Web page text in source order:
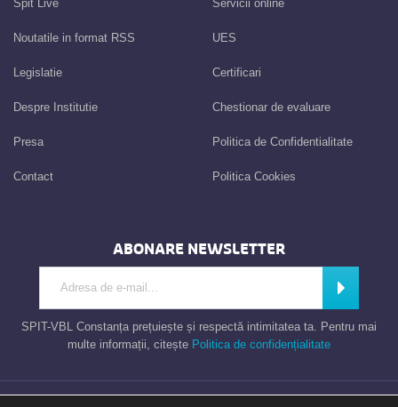
Spit Live
Noutatile in format RSS
Legislatie
Despre Institutie
Presa
Contact
Servicii online
UES
Certificari
Chestionar de evaluare
Politica de Confidentialitate
Politica Cookies
ABONARE NEWSLETTER
SPIT-VBL Constanța prețuiește și respectă intimitatea ta. Pentru mai
multe informații, citește Politica de confidențialitate